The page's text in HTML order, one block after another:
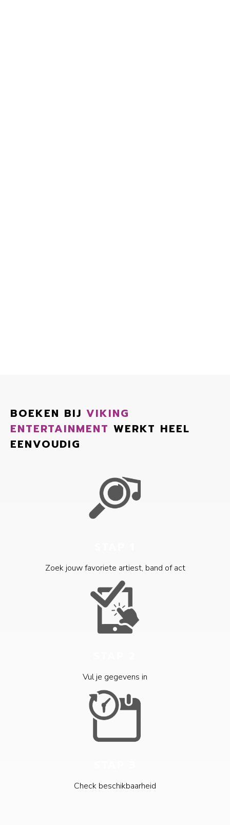
BOEKEN BIJ VIKING
ENTERTAINMENT WERKT HEEL
EENVOUDIG
Zoek jouw favoriete artiest, band of act
Vul je gegevens in
Check beschikbaarheid